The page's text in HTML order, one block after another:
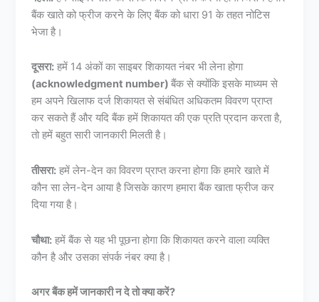
बैंक खाते को फ्रीज करने के लिए बैंक को धारा 91 के तहत नोटिस
भेजा है।
दूसरा: हमें 14 अंकों का साइबर शिकायत नंबर भी लेना होगा
(acknowledgment number)बैंक से क्योंकि इसके माध्यम से
हम अपने खिलाफ दर्ज शिकायत से संबंधित अधिकतम विवरण प्राप्त
कर सकते हैं और यदि बैंक हमें शिकायत की एक प्रति प्रदान करता है,
तो हमें बहुत सारी जानकारी मिलती है।
तीसरा: हमें लेन-देन का विवरण प्राप्त करना होगा कि हमारे खाते में
कौन सा लेन-देन आया है जिसके कारण हमारा बैंक खाता फ्रीज कर
दिया गया है।
चौथा: हमें बैंक से यह भी पूछना होगा कि शिकायत करने वाला व्यक्ति
कौन है और उसका संपर्क नंबर क्या है।
अगर बैंक हमें जानकारी न दे तो क्या करें?